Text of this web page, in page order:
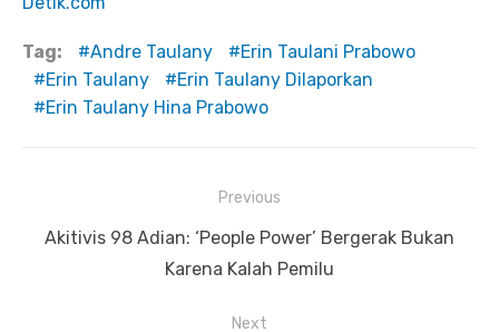
Tag: Andre Taulany
Erin Taulani Prabowo
Erin Taulany
Erin Taulany Dilaporkan
Erin Taulany Hina Prabowo
pos
Previous
Previous
Akitivis 98 Adian: ‘People Power’ Bergerak Bukan
Karena Kalah Pemilu
Next